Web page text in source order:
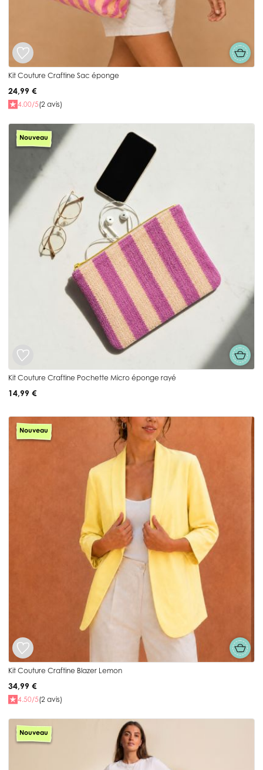
Kit Couture Craftine Sac éponge
24,99 €
4.00/5(2 avis)
Nouveau
Kit Couture Craftine Pochette Micro éponge rayé
14,99 €
Nouveau
Kit Couture Craftine Blazer Lemon
34,99 €
4.50/5(2 avis)
Nouveau